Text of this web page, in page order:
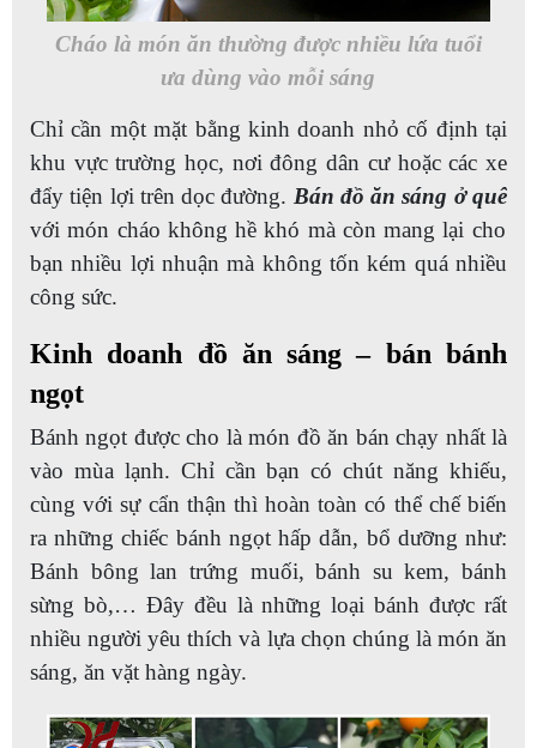
Cháo là món ăn thường được nhiều lứa tuổi
ưa dùng vào mỗi sáng
Chỉ cần một mặt bằng kinh doanh nhỏ cố định tại
khu vực trường học, nơi đông dân cư hoặc các xe
đẩy tiện lợi trên dọc đường. Bán đồ ăn sáng ở quê
với món cháo không hề khó mà còn mang lại cho
bạn nhiều lợi nhuận mà không tốn kém quá nhiều
công sức.
Kinh doanh đồ ăn sáng – bán bánh
ngọt
Bánh ngọt được cho là món đồ ăn bán chạy nhất là
vào mùa lạnh. Chỉ cần bạn có chút năng khiếu,
cùng với sự cẩn thận thì hoàn toàn có thể chế biến
ra những chiếc bánh ngọt hấp dẫn, bổ dưỡng như:
Bánh bông lan trứng muối, bánh su kem, bánh
sừng bò,… Đây đều là những loại bánh được rất
nhiều người yêu thích và lựa chọn chúng là món ăn
sáng, ăn vặt hàng ngày.